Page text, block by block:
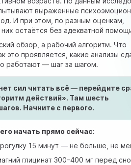
выраженные
И при этом, по разным оценкам,
них остаётся без адекватной
обзор, а рабочий алгоритм. Что
это проявляется, какие анализы
работают — шаг за шагом.
сил читать всё — перейдите
действий». Там шесть
Начните с первого.
начать прямо сейчас:
15 минут — не больше, не
глицинат 300–400 мг перед